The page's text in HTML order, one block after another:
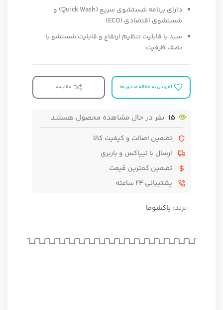
دارای برنامه شستشوی سریع (Quick Wash) و
شستشوی اقتصادی (ECO)
سبد با قابلیت تنظیم ارتفاع و قابلیت شستشو با
نصف ظرفیت
افزودن به علاقه مندی ها مقایسه
15 نفر در حال مشاهده محصول هستند
تضمین اصالت و کیفیت کالا
ارسال با تیپاکس و باربری
تضمین کمترین قیمت
پشتیبانی ۲۴ ساعته
برند: پاکشوما